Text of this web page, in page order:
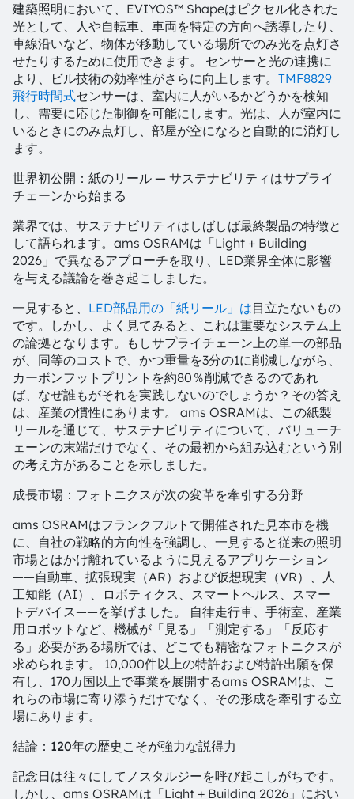
建築照明において、EVIYOS™ Shapeはピクセル化された
光として、人や自転車、車両を特定の方向へ誘導したり、
車線沿いなど、物体が移動している場所でのみ光を点灯さ
せたりするために使用できます。 センサーと光の連携に
より、ビル技術の効率性がさらに向上します。 TMF8829
飛行時間式センサーは、室内に人がいるかどうかを検知
し、需要に応じた制御を可能にします。光は、人が室内に
いるときにのみ点灯し、部屋が空になると自動的に消灯し
ます。
世界初公開：紙のリール — サステナビリティはサプライ
チェーンから始まる
業界では、サステナビリティはしばしば最終製品の特徴と
して語られます。ams OSRAMは「Light + Building
2026」で異なるアプローチを取り、LED業界全体に影響
を与える議論を巻き起こしました。
一見すると、 LED部品用の「紙リール」は目立たないもの
です。しかし、よく見てみると、これは重要なシステム上
の論拠となります。もしサプライチェーン上の単一の部品
が、同等のコストで、かつ重量を3分の1に削減しながら、
カーボンフットプリントを約80％削減できるのであれ
ば、なぜ誰もがそれを実践しないのでしょうか？その答え
は、産業の慣性にあります。 ams OSRAMは、この紙製
リールを通じて、サステナビリティについて、バリューチ
ェーンの末端だけでなく、その最初から組み込むという別
の考え方があることを示しました。
成長市場：フォトニクスが次の変革を牽引する分野
ams OSRAMはフランクフルトで開催された見本市を機
に、自社の戦略的方向性を強調し、一見すると従来の照明
市場とはかけ離れているように見えるアプリケーション
――自動車、拡張現実（AR）および仮想現実（VR）、人
工知能（AI）、ロボティクス、スマートヘルス、スマー
トデバイス――を挙げました。 自律走行車、手術室、産業
用ロボットなど、機械が「見る」「測定する」「反応す
る」必要がある場所では、どこでも精密なフォトニクスが
求められます。 10,000件以上の特許および特許出願を保
有し、170カ国以上で事業を展開するams OSRAMは、こ
れらの市場に寄り添うだけでなく、その形成を牽引する立
場にあります。
結論：120年の歴史こそが強力な説得力
記念日は往々にしてノスタルジーを呼び起こしがちです。
しかし、ams OSRAMは「Light + Building 2026」におい